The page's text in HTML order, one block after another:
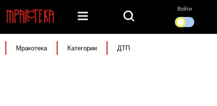
Войти
Мракотека Категории ДТП